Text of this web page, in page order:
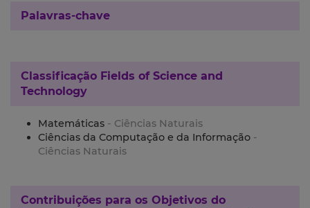
Palavras-chave
Classificação Fields of Science and
Technology
Matemáticas - Ciências Naturais
Ciências da Computação e da Informação -
Ciências Naturais
Contribuições para os Objetivos do